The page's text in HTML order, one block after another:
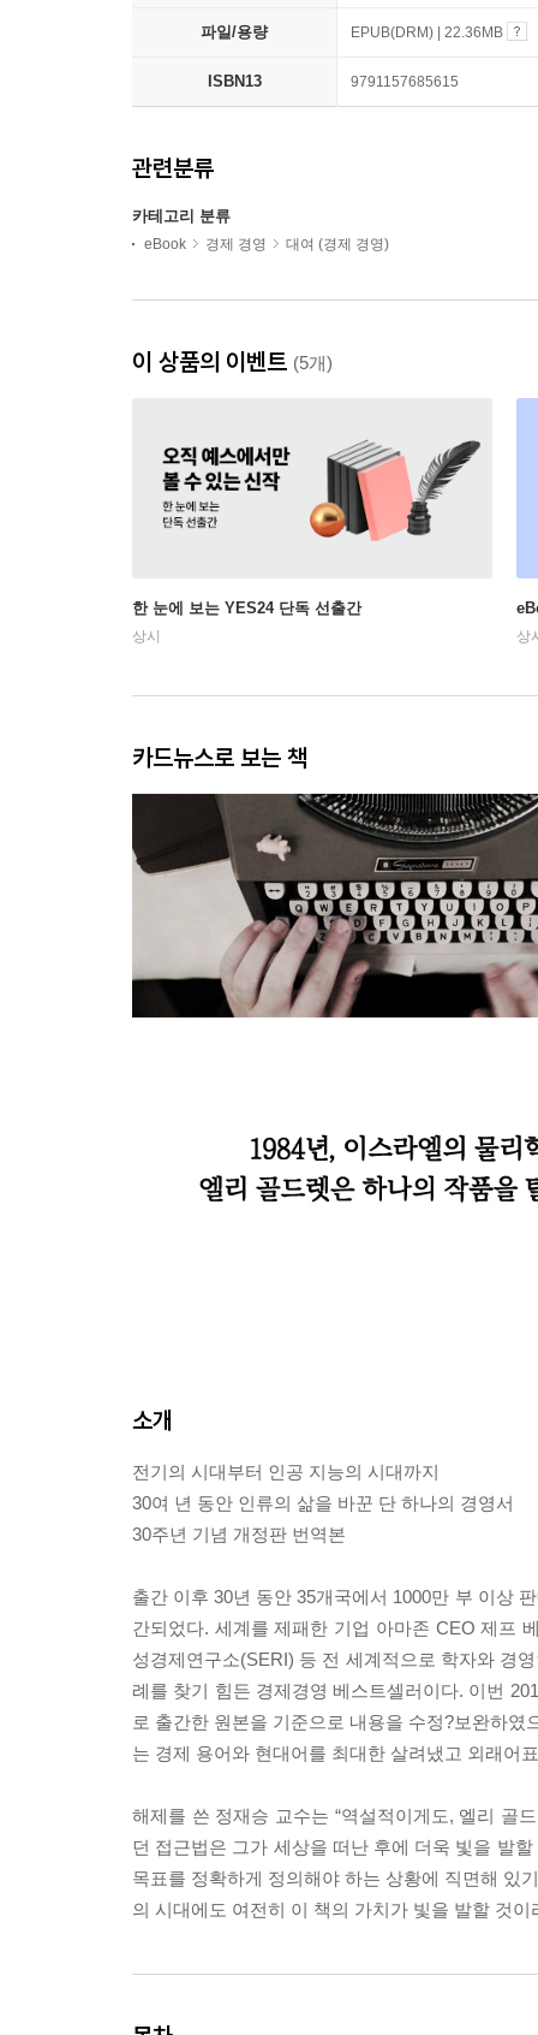
파일/용량 EPUB(DRM) | 22.36MB
ISBN13 9791157685615
관련분류
카테고리 분류
eBook 경제 경영 대여 (경제 경영)
이 상품의 이벤트 (5개)
한 눈에 보는 YES24 단독 선출간
상시 상
카드뉴스로 보는 책
소개
전기의 시대부터 인공 지능의 시대까지
30여 년 동안 인류의 삶을 바꾼 단 하나의 경영서
30주년 기념 개정판 번역본
출간 이후 30년 동안 35개국에서 1000만 부 이상
간되었다. 세계를 제패한 기업 아마존 CEO 제프
성경제연구소(SERI) 등 전 세계적으로 학자와 경
례를 찾기 힘든 경제경영 베스트셀러이다. 이번
로 출간한 원본을 기준으로 내용을 수정?보완하
는 경제 용어와 현대어를 최대한 살려냈고 외래어
해제를 쓴 정재승 교수는 “역설적이게도, 엘리 골
던 접근법은 그가 세상을 떠난 후에 더욱 빛을 발
목표를 정확하게 정의해야 하는 상황에 직면해 있
의 시대에도 여전히 이 책의 가치가 빛을 발할 것이